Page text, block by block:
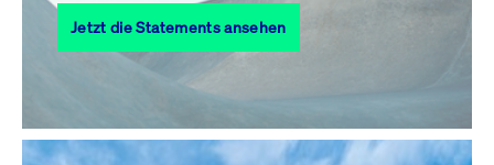
31
Alle Events
Jetzt die Statements ansehen